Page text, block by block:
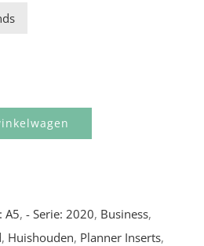
A5, - Serie: 2020, Business,
, Huishouden, Planner Inserts,